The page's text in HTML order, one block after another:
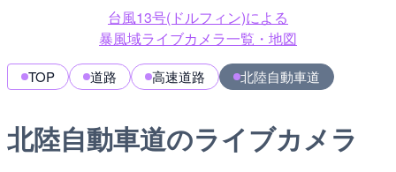
台風13号(ドルフィン)による
暴風域ライブカメラ一覧・地図
TOP 道路 高速道路 北陸自動車道
北陸自動車道のライブカメラ